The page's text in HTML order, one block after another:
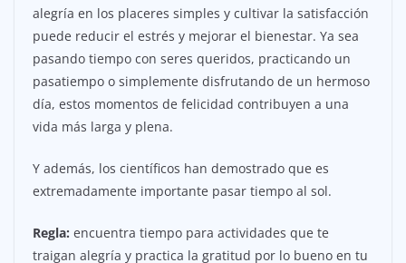
alegría en los placeres simples y cultivar la satisfacción
puede reducir el estrés y mejorar el bienestar. Ya sea
pasando tiempo con seres queridos, practicando un
pasatiempo o simplemente disfrutando de un hermoso
día, estos momentos de felicidad contribuyen a una
vida más larga y plena.
Y además, los científicos han demostrado que es
extremadamente importante pasar tiempo al sol.
Regla: encuentra tiempo para actividades que te
traigan alegría y practica la gratitud por lo bueno en tu